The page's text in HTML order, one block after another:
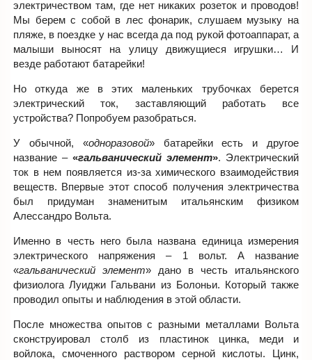
электричеством там, где нет никаких розеток и проводов!
Мы берем с собой в лес фонарик, слушаем музыку на
пляже, в поездке у нас всегда да под рукой фотоаппарат, а
малыши выносят на улицу движущиеся игрушки… И
везде работают батарейки!
Но откуда же в этих маленьких трубочках берется
электрический ток, заставляющий работать все
устройства? Попробуем разобраться.
У обычной, «одноразовой» батарейки есть и другое
название – «гальванический элемент». Электрический
ток в нем появляется из-за химического взаимодействия
веществ. Впервые этот способ получения электричества
был придуман знаменитым итальянским физиком
Алессандро Вольта.
Именно в честь него была названа единица измерения
электрического напряжения – 1 вольт. А название
«гальванический элемент» дано в честь итальянского
физиолога Луиджи Гальвани из Болоньи. Который также
проводил опыты и наблюдения в этой области.
После множества опытов с разными металлами Вольта
сконструировал столб из пластинок цинка, меди и
войлока, смоченного раствором серной кислоты. Цинк,